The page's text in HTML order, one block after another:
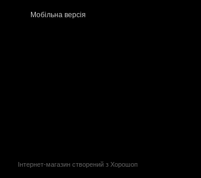
Мобільна версія
Інтернет-магазин створений з Хорошоп